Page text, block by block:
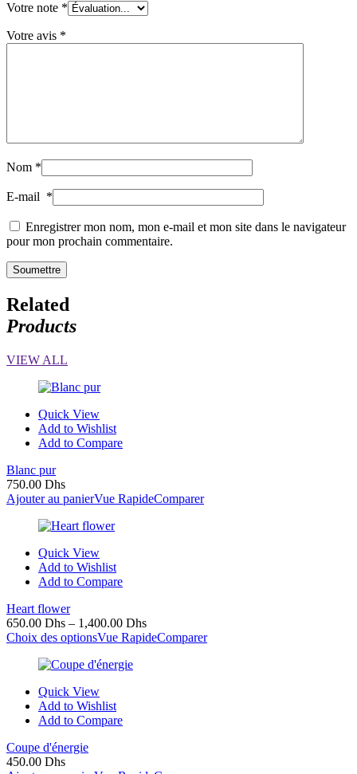
Votre note *
Votre avis *
Nom *
E-mail *
Enregistrer mon nom, mon e-mail et mon site dans le navigateur
pour mon prochain commentaire.
Related
Products
VIEW ALL
Quick View
Add to Wishlist
Add to Compare
Blanc pur
750.00 Dhs
Ajouter au panierVue RapideComparer
Quick View
Add to Wishlist
Add to Compare
Heart flower
650.00 Dhs – 1,400.00 Dhs
Choix des optionsVue RapideComparer
Quick View
Add to Wishlist
Add to Compare
Coupe d'énergie
450.00 Dhs